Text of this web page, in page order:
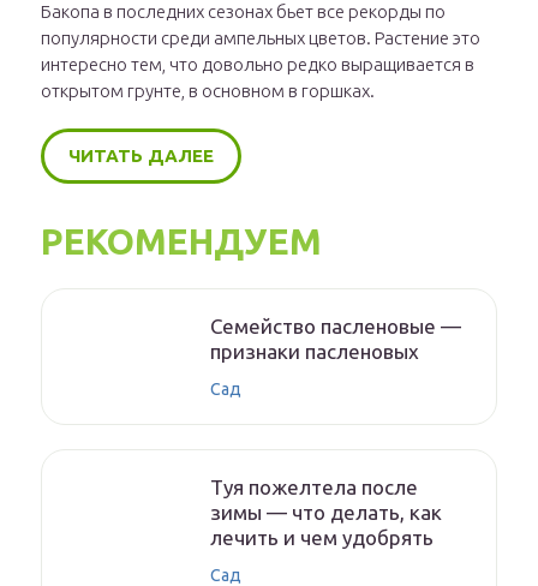
Бакопа в последних сезонах бьет все рекорды по
популярности среди ампельных цветов. Растение это
интересно тем, что довольно редко выращивается в
открытом грунте, в основном в горшках.
ЧИТАТЬ ДАЛЕЕ
РЕКОМЕНДУЕМ
Семейство пасленовые —
признаки пасленовых
Сад
Туя пожелтела после
зимы — что делать, как
лечить и чем удобрять
Сад